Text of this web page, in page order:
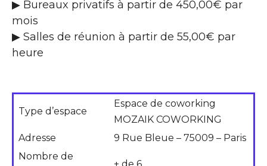
▶ Bureaux privatifs à partir de 450,00€ par
mois
▶ Salles de réunion à partir de 55,00€ par
heure
Type d’espace
Espace de coworking
MOZAIK COWORKING
Adresse
9 Rue Bleue – 75009 – Paris
Nombre de
+ de 6